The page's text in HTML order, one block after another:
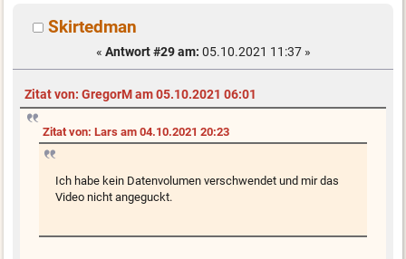
Skirtedman
« Antwort #29 am: 05.10.2021 11:37 »
Zitat von: GregorM am 05.10.2021 06:01
Zitat von: Lars am 04.10.2021 20:23
Ich habe kein Datenvolumen verschwendet und mir das
Video nicht angeguckt.